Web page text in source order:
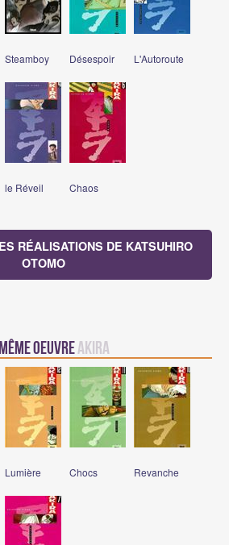
Steamboy Désespoir L'Autoroute
le Réveil Chaos
RÉALISATIONS DE KATSUHIRO
OTOMO
oeuvreAkira
Lumière Chocs Revanche